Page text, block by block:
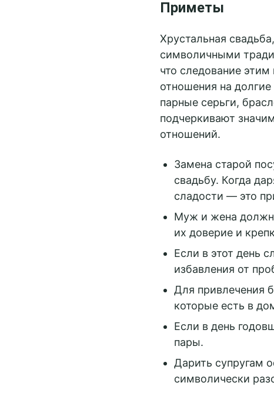
Приметы
Хрустальная
символичными
что следование
отношения на
парные серьги,
подчеркивают
отношений.
Замена старой
свадьбу. Когда
сладости — это
Муж и жена
их доверие и
Если в этот день
избавления от
Для привлечения
которые есть в
Если в день
пары.
Дарить супругам
символически